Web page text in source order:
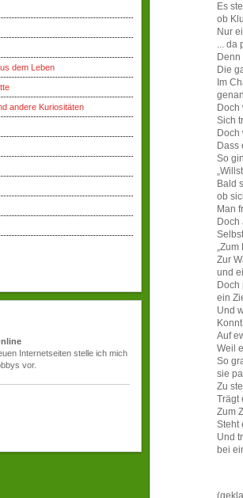
dem Leben
andere Kuriositäten
Internetseiten stelle ich mich
vor.
Es
ob
Nur
da
Denn
Die
Im
Doch
Sich
Doch
Dass
So
Bald
ob
Man
Doch
Zur
und
Doch
ein
Und
Auf
Weil
So
sie
Zu
Trägt
Zum
Steht
Und
bei